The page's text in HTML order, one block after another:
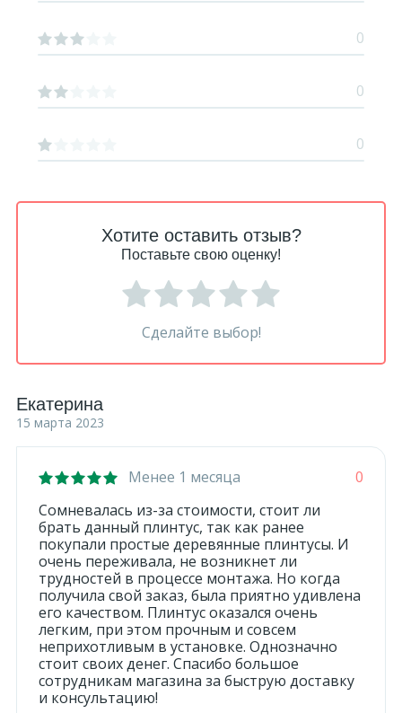
Хотите оставить отзыв?
Поставьте свою оценку!
Сделайте выбор!
Екатерина
15 марта 2023
Менее 1 месяца
0
Сомневалась из-за стоимости, стоит ли
брать данный плинтус, так как ранее
покупали простые деревянные плинтусы. И
очень переживала, не возникнет ли
трудностей в процессе монтажа. Но когда
получила свой заказ, была приятно удивлена
его качеством. Плинтус оказался очень
легким, при этом прочным и совсем
неприхотливым в установке. Однозначно
стоит своих денег. Спасибо большое
сотрудникам магазина за быструю доставку
и консультацию!
0
0
0